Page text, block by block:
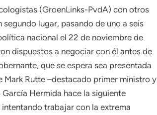
(GroenLinks-PvdA) con otros
lugar, pasando de uno a seis
nacional el 22 de noviembre de
dispuestos a negociar con él antes de
que se espera sea presentada
Rutte –destacado primer ministro y
Hermida hace la siguiente
trabajar con la extrema